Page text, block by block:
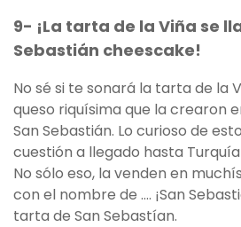
9- ¡La tarta de la Viña se
Sebastián cheescake!
No sé si te sonará la tarta de la
queso riquísima que la crearon
San Sebastián. Lo curioso de
cuestión a llegado hasta
No sólo eso, la venden en
con el nombre de …. ¡San
tarta de San Sebastían.